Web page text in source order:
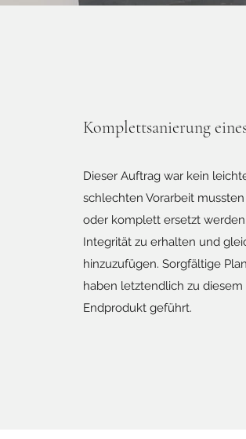
Komplettsanierung
Dieser Auftrag war kein
schlechten Vorarbeit
oder komplett ersetzt
Integrität zu erhalten und
hinzuzufügen. Sorgfältige
haben letztendlich zu
Endprodukt geführt.